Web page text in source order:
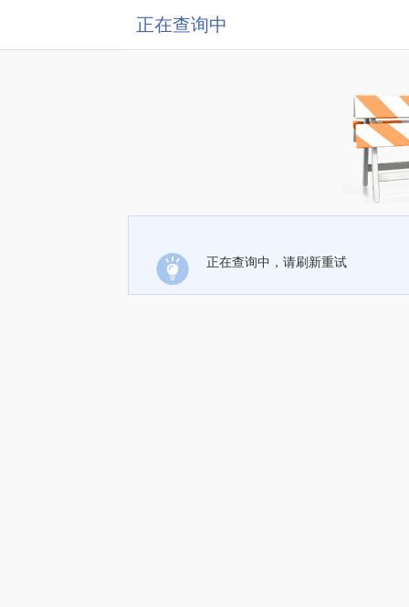
正在查询中
正在查询中，请刷新重试